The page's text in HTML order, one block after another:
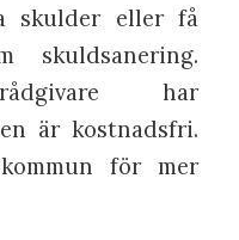
skulder eller få
har
är kostnadsfri.
för mer